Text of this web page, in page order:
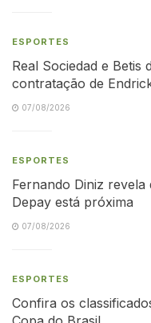
ESPORTES
Real Sociedad e Betis
contratação de
07/08/2026
ESPORTES
Fernando Diniz
Depay está próxima
07/08/2026
ESPORTES
Confira os